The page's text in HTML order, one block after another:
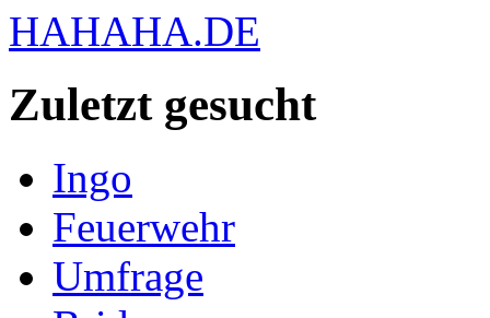
HAHAHA.DE
Zuletzt gesucht
Ingo
Feuerwehr
Umfrage